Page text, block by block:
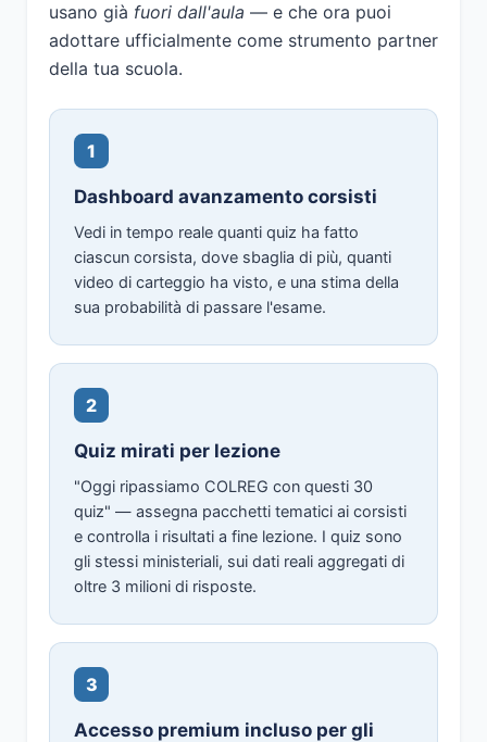
usano già fuori dall'aula — e che ora puoi
adottare ufficialmente come strumento partner
della tua scuola.
1
Dashboard avanzamento corsisti
Vedi in tempo reale quanti quiz ha fatto
ciascun corsista, dove sbaglia di più, quanti
video di carteggio ha visto, e una stima della
sua probabilità di passare l'esame.
2
Quiz mirati per lezione
"Oggi ripassiamo COLREG con questi 30
quiz" — assegna pacchetti tematici ai corsisti
e controlla i risultati a fine lezione. I quiz sono
gli stessi ministeriali, sui dati reali aggregati di
oltre 3 milioni di risposte.
3
Accesso premium incluso per gli